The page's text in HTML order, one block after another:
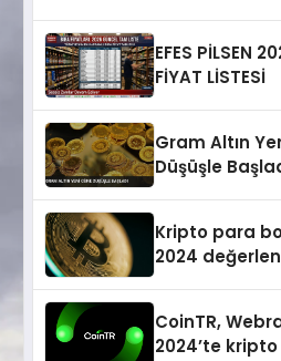
EFES PİLSEN
FİYAT LİSTESİ
Gram Altın
Düşüşle
Kripto para
2024
CoinTR,
2024’te